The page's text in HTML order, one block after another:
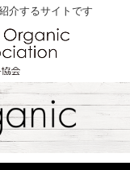
介するサイトです